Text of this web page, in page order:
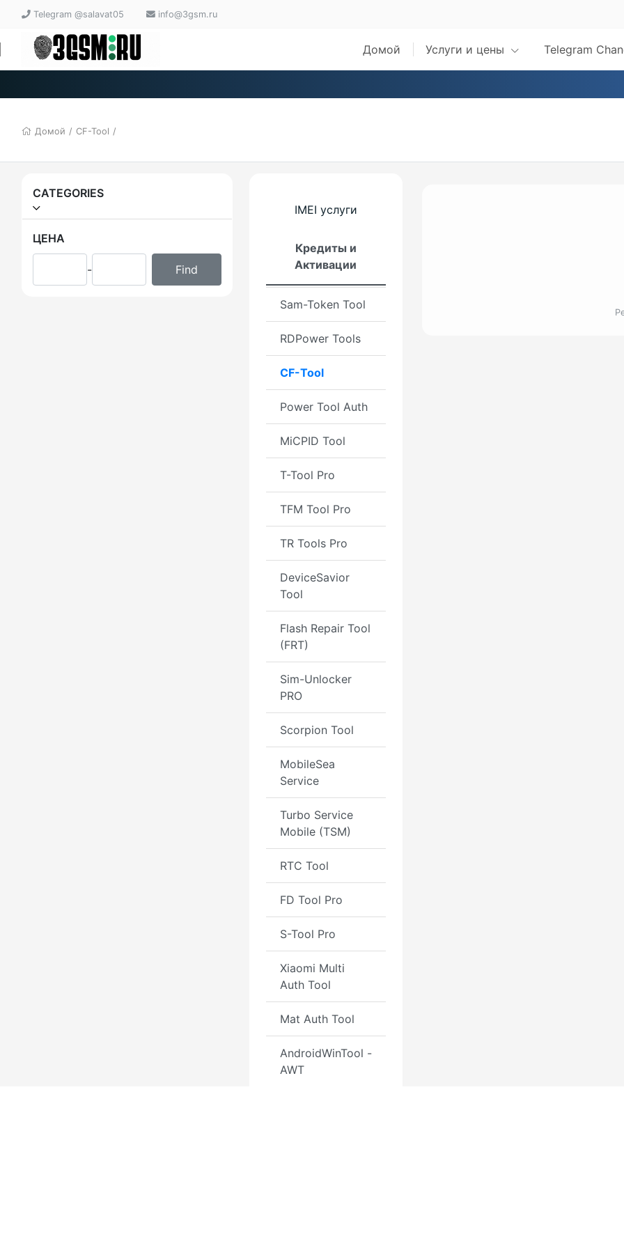
Telegram @salavat05 info@3gsm.ru
Домой Услуги и цены Telegram
Домой / CF-Tool /
CATEGORIES
ЦЕНА
-
IMEI услуги
Кредиты и
Активации
Griffin-Unlocker
EM Token -
Unlocker-Pro
Sam-Token Tool
RDPower Tools
CF-Tool
Power Tool Auth
MiCPID Tool
T-Tool Pro
TFM Tool Pro
TR Tools Pro
DeviceSavior
Tool
Flash Repair Tool
(FRT)
Sim-Unlocker
PRO
Scorpion Tool
MobileSea
Service
Turbo Service
Mobile (TSM)
RTC Tool
FD Tool Pro
S-Tool Pro
Xiaomi Multi
Auth Tool
Mat Auth Tool
AndroidWinTool -
AWT